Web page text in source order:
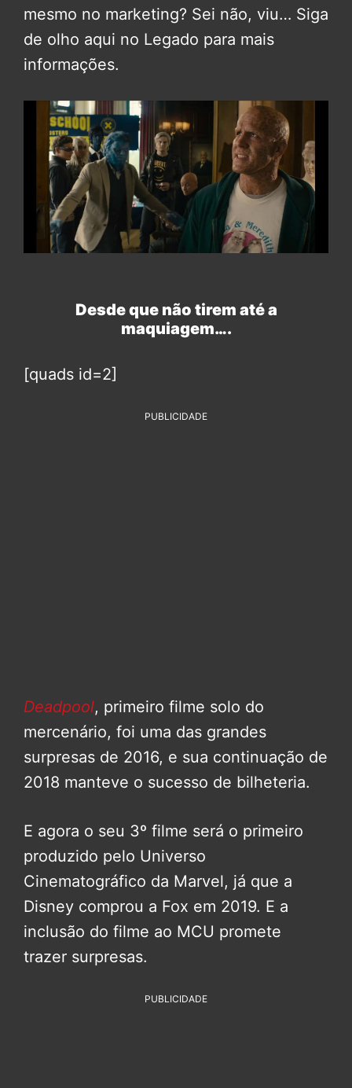
mesmo no marketing? Sei não, viu… Siga
de olho aqui no Legado para mais
informações.
Desde que não tirem até a
maquiagem….
[quads id=2]
PUBLICIDADE
Deadpool, primeiro filme solo do
mercenário, foi uma das grandes
surpresas de 2016, e sua continuação de
2018 manteve o sucesso de bilheteria.
E agora o seu 3º filme será o primeiro
produzido pelo Universo
Cinematográfico da Marvel, já que a
Disney comprou a Fox em 2019. E a
inclusão do filme ao MCU promete
trazer surpresas.
PUBLICIDADE